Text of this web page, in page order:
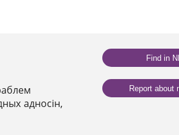
адносін,
Find in
Report about